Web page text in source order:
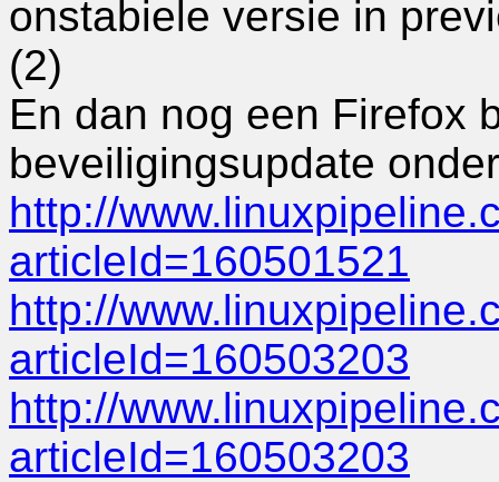
onstabiele versie in
(2)
En dan nog een Firefox
beveiligingsupdate
http://
articleId=160501521
http://
articleId=160503203
http://
articleId=160503203